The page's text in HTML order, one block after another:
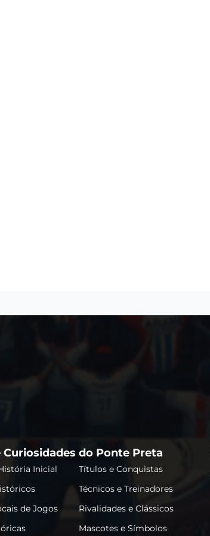
Curiosidades do Ponte Preta
Inicial
Títulos e Conquistas
Técnicos e Treinadores
de Jogos
Rivalidades e Clássicos
Mascotes e Símbolos